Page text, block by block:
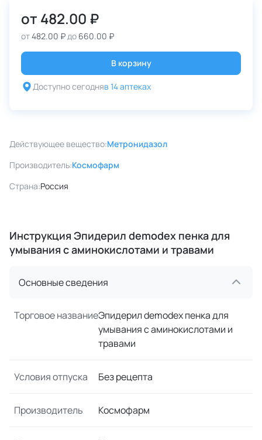
от 482.00 ₽
от482.00 ₽до 660.00 ₽
В корзину
Доступно сегодняв 14 аптеках
Действующее вещество:Метронидазол
Производитель:Космофарм
Страна:Россия
Инструкция Эпидерил demodex пенка для
умывания с аминокислотами и травами
Основные сведения
Торговое названиеЭпидерил demodex пенка для
умывания с аминокислотами и
травами
Условия отпуска Без рецепта
Производитель Космофарм